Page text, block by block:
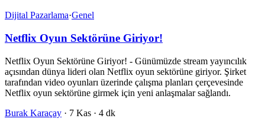
Dijital Pazarlama·Genel
Netflix Oyun Sektörüne Giriyor!
Netflix Oyun Sektörüne Giriyor! - Günümüzde stream yayıncılık
açısından dünya lideri olan Netflix oyun sektörüne giriyor. Şirket
tarafından video oyunları üzerinde çalışma planları çerçevesinde
Netflix oyun sektörüne girmek için yeni anlaşmalar sağlandı.
Burak Karaçay · 7 Kas · 4 dk